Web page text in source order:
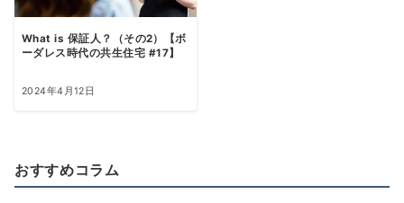
What is 保証人？（その2）【ボ
ーダレス時代の共生住宅 #17】
2024年4月12日
おすすめコラム